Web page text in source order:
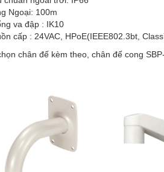
Ngoại: 100m
va đập : IK10
cấp : 24VAC, HPoE(IEEE802.3bt,
chân đế kèm theo, chân đế cong